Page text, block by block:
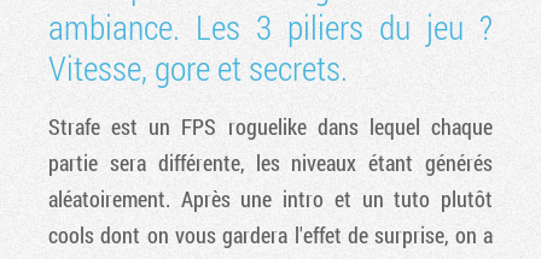
ambiance. Les 3 piliers du jeu ?
Vitesse, gore et secrets.
Strafe est un FPS roguelike dans lequel chaque
partie sera différente, les niveaux étant générés
aléatoirement. Après une intro et un tuto plutôt
cools dont on vous gardera l'effet de surprise, on a